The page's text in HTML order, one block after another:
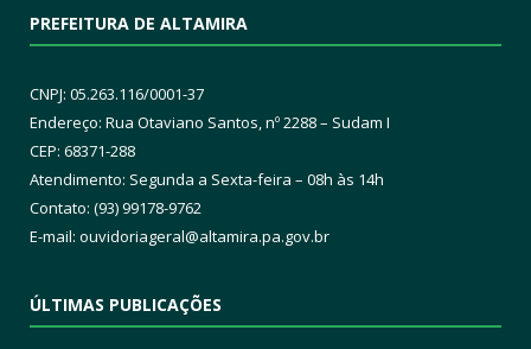
PREFEITURA DE ALTAMIRA
CNPJ: 05.263.116/0001-37
Endereço: Rua Otaviano Santos, nº 2288 – Sudam I
CEP: 68371-288
Atendimento: Segunda a Sexta-feira – 08h às 14h
Contato: (93) 99178-9762
E-mail: ouvidoriageral@altamira.pa.gov.br
ÚLTIMAS PUBLICAÇÕES